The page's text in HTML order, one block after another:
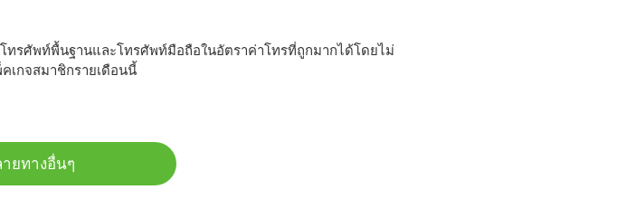
ทรศัพท์พื้นฐานและโทรศัพท์มือถือในอัตราค่าโทรที่ถูกมากได้โดยไม่
เกจสมาชิกรายเดือนนี้
ยทางอื่นๆ